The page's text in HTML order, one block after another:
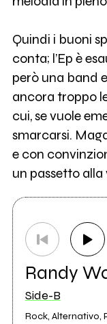
Quindi i buoni
conta; l’Ep è
però una band
ancora troppo
cui, se vuole
smarcarsi.
e con
un passetto alla
Randy
Side-B
Rock, Alternativo,